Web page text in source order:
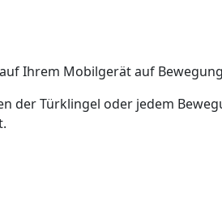
Ihrem Mobilgerät auf
der Türklingel oder jedem